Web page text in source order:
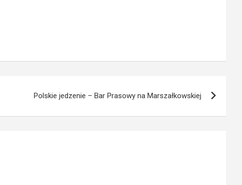
Polskie jedzenie – Bar Prasowy na Marszałkowskiej